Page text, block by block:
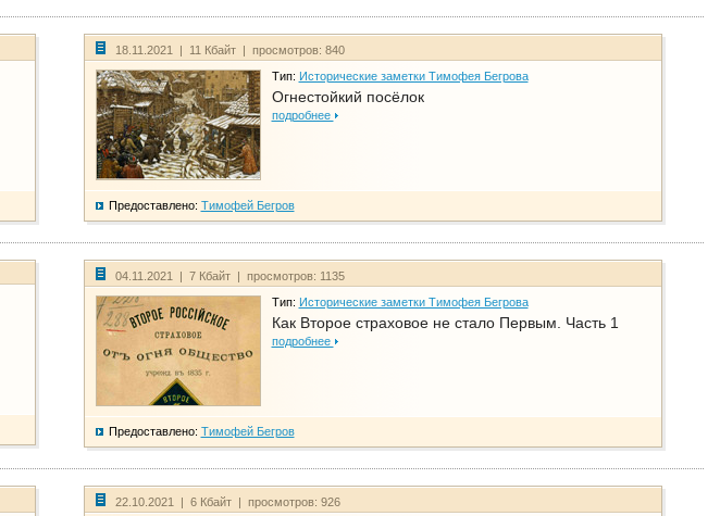
18.11.2021 | 11 Кбайт | просмотров: 840
Тип: Исторические заметки Тимофея Бегрова
Огнестойкий посёлок
подробнее
Предоставлено: Тимофей Бегров
04.11.2021 | 7 Кбайт | просмотров: 1135
Тип: Исторические заметки Тимофея Бегрова
Как Второе страховое не стало Первым. Часть 1
подробнее
Предоставлено: Тимофей Бегров
22.10.2021 | 6 Кбайт | просмотров: 926